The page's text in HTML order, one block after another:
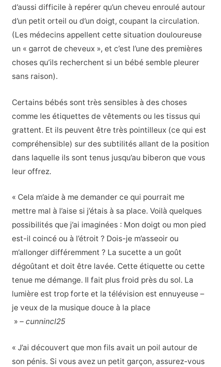
d’aussi difficile à repérer qu’un cheveu enroulé autour
d’un petit orteil ou d’un doigt, coupant la circulation.
(Les médecins appellent cette situation douloureuse
un « garrot de cheveux », et c’est l’une des premières
choses qu’ils recherchent si un bébé semble pleurer
sans raison).
Certains bébés sont très sensibles à des choses
comme les étiquettes de vêtements ou les tissus qui
grattent. Et ils peuvent être très pointilleux (ce qui est
compréhensible) sur des subtilités allant de la position
dans laquelle ils sont tenus jusqu’au biberon que vous
leur offrez.
« Cela m’aide à me demander ce qui pourrait me
mettre mal à l’aise si j’étais à sa place. Voilà quelques
possibilités que j’ai imaginées : Mon doigt ou mon pied
est-il coincé ou à l’étroit ? Dois-je m’asseoir ou
m’allonger différemment ? La sucette a un goût
dégoûtant et doit être lavée. Cette étiquette ou cette
tenue me démange. Il fait plus froid près du sol. La
lumière est trop forte et la télévision est ennuyeuse –
je veux de la musique douce à la place
» – cunnincl25
« J’ai découvert que mon fils avait un poil autour de
son pénis. Si vous avez un petit garçon, assurez-vous